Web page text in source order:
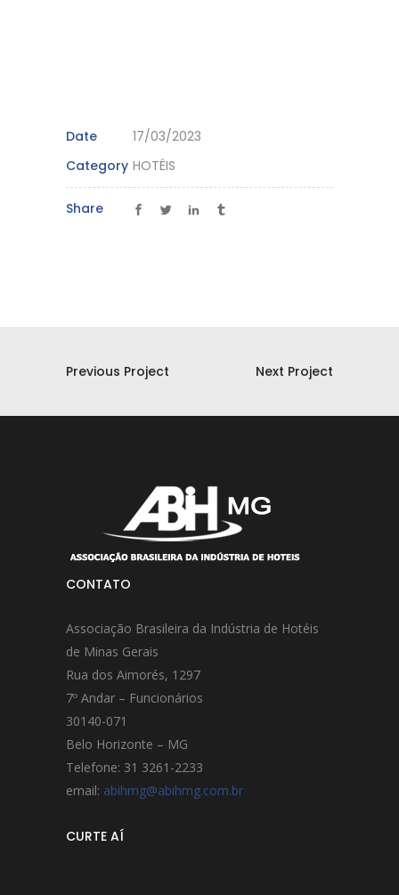
Date
17/03/2023
Category HOTÉIS
Share
Previous Project Next Project
CONTATO
Associação Brasileira da Indústria de Hotéis
de Minas Gerais
Rua dos Aimorés, 1297
7º Andar – Funcionários
30140-071
Belo Horizonte – MG
Telefone: 31 3261-2233
email: abihmg@abihmg.com.br
CURTE AÍ